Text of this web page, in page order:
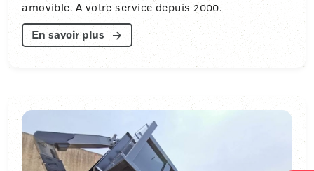
amovible. A votre service depuis 2000.
En savoir plus